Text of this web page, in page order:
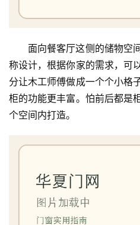
面向餐客厅这侧的储物空
称设计，根据你家的需求，可
分让木工师傅做成一个个小格
柜的功能更丰富。怕前后都是
个空间内打造。